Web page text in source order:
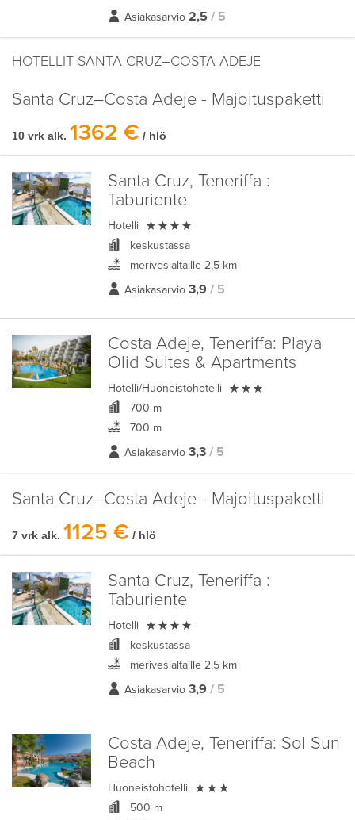
Asiakasarvio 2,5 / 5
HOTELLIT SANTA CRUZ–COSTA ADEJE
Santa Cruz–Costa Adeje - Majoituspaketti
10 vrk alk. 1362 € / hlö
Santa Cruz, Teneriffa :
Taburiente
Hotelli 
keskustassa
merivesialtaille 2,5 km
Asiakasarvio 3,9 / 5
Costa Adeje, Teneriffa: Playa
Olid Suites & Apartments
Hotelli/Huoneistohotelli 
700 m
700 m
Asiakasarvio 3,3 / 5
Santa Cruz–Costa Adeje - Majoituspaketti
7 vrk alk. 1125 € / hlö
Santa Cruz, Teneriffa :
Taburiente
Hotelli 
keskustassa
merivesialtaille 2,5 km
Asiakasarvio 3,9 / 5
Costa Adeje, Teneriffa: Sol Sun
Beach
Huoneistohotelli 
500 m